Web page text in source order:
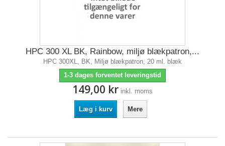
HPC 300 XL BK, Rainbow, miljø blækpatron,...
HPC 300XL, BK, Miljø blækpatron, 20 ml. blæk
1-3 dages forventet leveringstid
149,00 kr inkl. moms
Læg i kurv Mere